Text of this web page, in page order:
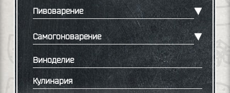
Пивоварение
Самогоноварение
Виноделие
Кулинария